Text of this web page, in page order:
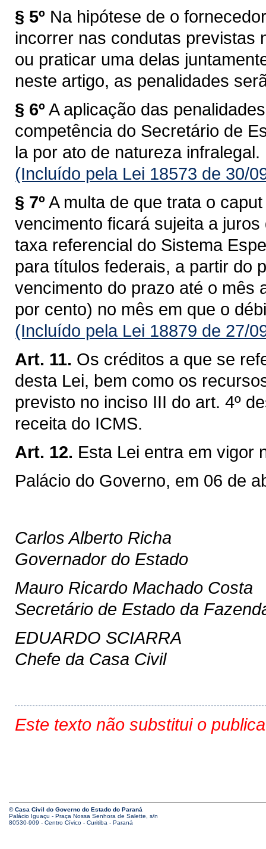
§ 5º Na hipótese de o
incorrer nas condutas previstas
ou praticar uma delas
neste artigo, as penalidades
§ 6º A aplicação das
competência do Secretário de
la por ato de natureza infralegal.
(Incluído pela Lei 18573 de 30/
§ 7º A multa de que trata o
vencimento ficará sujeita a
taxa referencial do Sistema
para títulos federais, a partir do
vencimento do prazo até o mês
por cento) no mês em que o
(Incluído pela Lei 18879 de 27/
Art. 11. Os créditos a que se
desta Lei, bem como os
previsto no inciso III do art. 4º
receita do ICMS.
Art. 12. Esta Lei entra em vigor
Palácio do Governo, em 06 de
Carlos Alberto Richa
Governador do Estado
Mauro Ricardo Machado Costa
Secretário de Estado da
EDUARDO SCIARRA
Chefe da Casa Civil
Este texto não substitui o
© Casa Civil do Governo do Estado do Paraná
Palácio Iguaçu - Praça Nossa Senhora de Salette, s/n
80530-909 - Centro Cívico - Curitiba - Paraná